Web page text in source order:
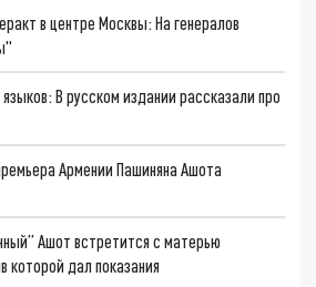
в центре Москвы: На генералов
В русском издании рассказали про
Армении Пашиняна Ашота
Ашот встретится с матерью
которой дал показания